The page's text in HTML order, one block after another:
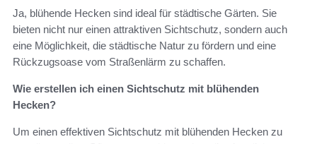
Ja, blühende Hecken sind ideal für städtische Gärten. Sie
bieten nicht nur einen attraktiven Sichtschutz, sondern auch
eine Möglichkeit, die städtische Natur zu fördern und eine
Rückzugsoase vom Straßenlärm zu schaffen.
Wie erstellen ich einen Sichtschutz mit blühenden
Hecken?
Um einen effektiven Sichtschutz mit blühenden Hecken zu